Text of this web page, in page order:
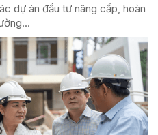
dự án đầu tư nâng cấp, hoàn